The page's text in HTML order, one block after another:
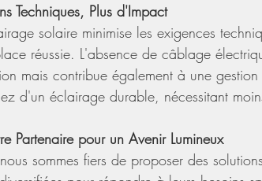
Techniques, Plus d'Impact
solaire minimise les exigences
réussie. L'absence de câblage
mais contribue également à une
d'un éclairage durable, nécessitant
Partenaire pour un Avenir Lumineux
sommes fiers de proposer des